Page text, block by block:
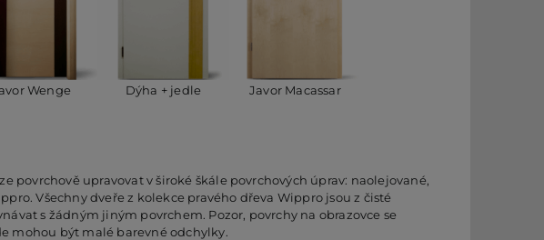
Wenge Dýha + jedle Javor Macassar
povrchově upravovat v široké škále povrchových úprav: naolejované,
Všechny dveře z kolekce pravého dřeva Wippro jsou z čisté
s žádným jiným povrchem. Pozor, povrchy na obrazovce se
mohou být malé barevné odchylky.